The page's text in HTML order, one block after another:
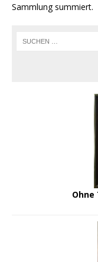
Sammlung summiert.